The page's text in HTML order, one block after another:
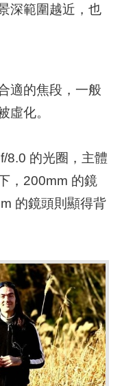
深範圍越近，也
適的焦段，一般
虛化。
8.0 的光圈，主體
，200mm 的鏡
的鏡頭則顯得背